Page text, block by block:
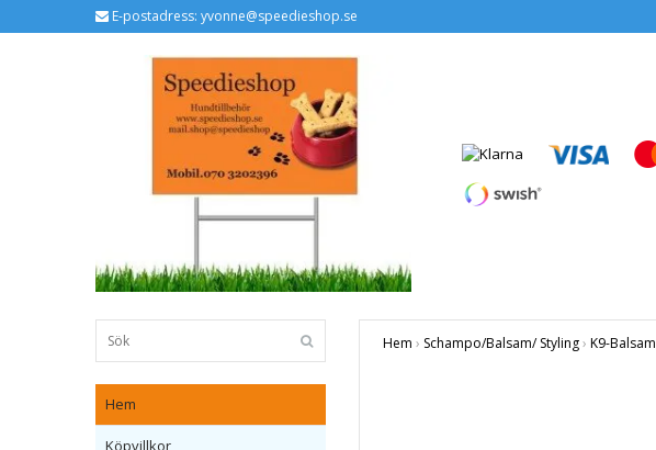
E-postadress: yvonne@speedieshop.se
Hem
Hem › Schampo/Balsam/ Styling› K9-Balsam